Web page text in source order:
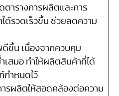
ตารางการผลิตและการ
ด้รวดเร็วขึ้น ช่วยลดความ
ขึ้น เนื่องจากควบคุม
สมอ ทำให้ผลิตสินค้าที่ได้
กำหนดไว้
รผลิตให้สอดคล้องต่อความ